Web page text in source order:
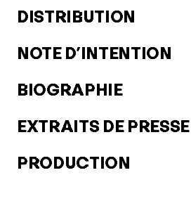
DISTRIBUTION
NOTE D’INTENTION
BIOGRAPHIE
EXTRAITS DE PRESSE
PRODUCTION